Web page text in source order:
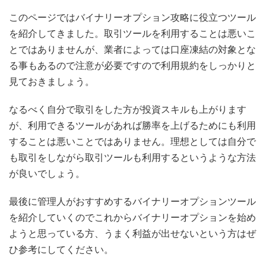
このページではバイナリーオプション攻略に役立つツール
を紹介してきました。取引ツールを利用することは悪いこ
とではありませんが、業者によっては口座凍結の対象とな
る事もあるので注意が必要ですので利用規約をしっかりと
見ておきましょう。
なるべく自分で取引をした方が投資スキルも上がります
が、利用できるツールがあれば勝率を上げるためにも利用
することは悪いことではありません。理想としては自分で
も取引をしながら取引ツールも利用するというような方法
が良いでしょう。
最後に管理人がおすすめするバイナリーオプションツール
を紹介していくのでこれからバイナリーオプションを始め
ようと思っている方、うまく利益が出せないという方はぜ
ひ参考にしてください。